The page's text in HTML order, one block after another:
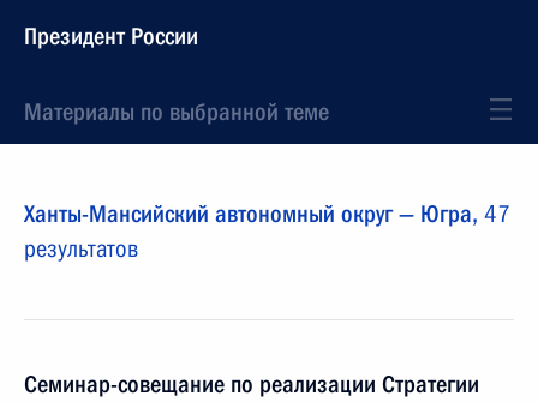
Президент России
Материалы по выбранной теме
Ханты-Мансийский автономный округ — Югра, 47
результатов
Cеминар-совещание по реализации Стратегии